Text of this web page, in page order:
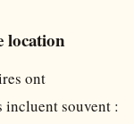
location
ont
incluent souvent :